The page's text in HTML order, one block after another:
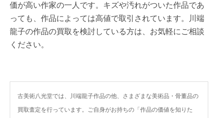
価が高い作家の一人です。キズや汚れがついた作品であ
っても、作品によっては高値で取引されています。川端
龍子の作品の買取を検討している方は、お気軽にご相談
ください。
古美術八光堂では、川端龍子作品の他、さまざまな美術品・骨董品の
買取査定を行っています。ご自身がお持ちの「作品の価値を知りた